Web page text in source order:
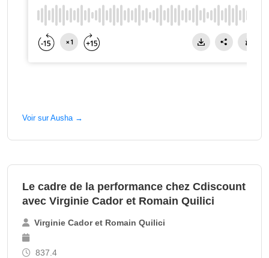
Voir sur Ausha →
Le cadre de la performance chez Cdiscount
avec Virginie Cador et Romain Quilici
Virginie Cador et Romain Quilici
837.4